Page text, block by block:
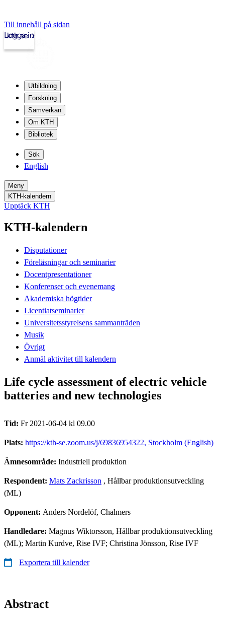
Till innehåll på sidan
kth.se
Logga in
Utbildning
Forskning
Samverkan
Om KTH
Bibliotek
Sök
English
Meny
KTH-kalendern
Upptäck KTH
KTH-kalendern
Disputationer
Föreläsningar och seminarier
Docentpresentationer
Konferenser och evenemang
Akademiska högtider
Licentiatseminarier
Universitetsstyrelsens sammanträden
Musik
Övrigt
Anmäl aktivitet till kalendern
Life cycle assessment of electric vehicle
batteries and new technologies
Tid: Fr 2021-06-04 kl 09.00
Plats: https://kth-se.zoom.us/j/69836954322, Stockholm (English)
Ämnesområde: Industriell produktion
Respondent: Mats Zackrisson , Hållbar produktionsutveckling
(ML)
Opponent: Anders Nordelöf, Chalmers
Handledare: Magnus Wiktorsson, Hållbar produktionsutveckling
(ML); Martin Kurdve, Rise IVF; Christina Jönsson, Rise IVF
Exportera till kalender
Abstract